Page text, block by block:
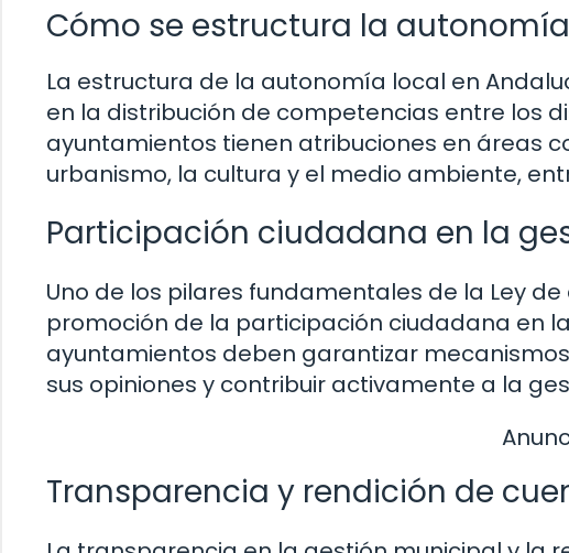
Cómo se estructura la
La estructura de la autonomía local en
en la distribución de competencias entre los
ayuntamientos tienen atribuciones en áreas
urbanismo, la cultura y el medio ambiente,
Participación ciudadana en la
Uno de los pilares fundamentales de la Ley
promoción de la participación ciudadana en
ayuntamientos deben garantizar
sus opiniones y contribuir activamente a la
Transparencia y rendición de